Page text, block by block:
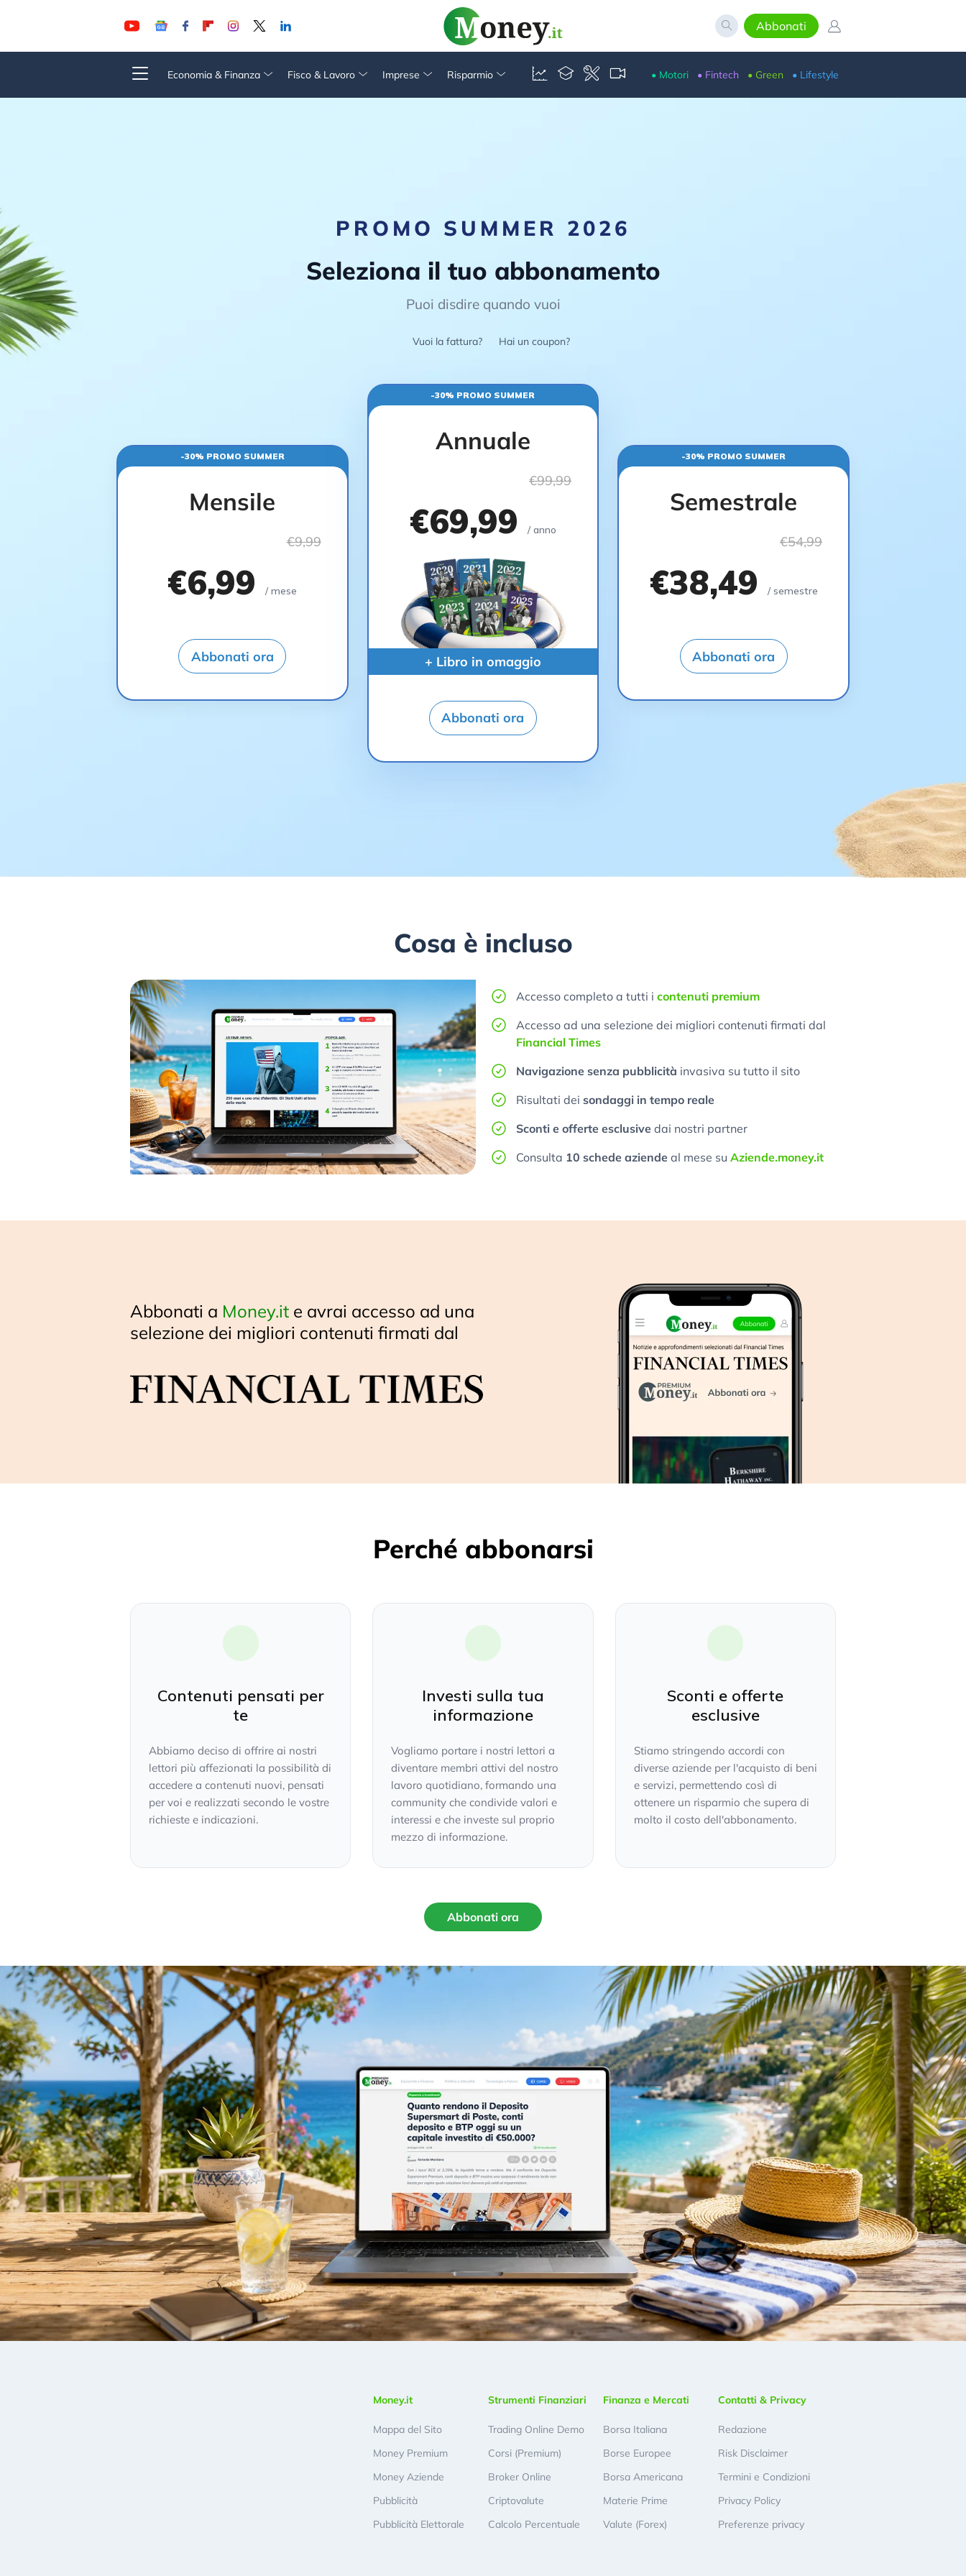
Abbonati
Economia & Finanza Fisco & Lavoro Imprese Risparmio • Motori • Fintech • Green • Lifestyle
PROMO SUMMER 2026
Seleziona il tuo abbonamento
Puoi disdire quando vuoi
Vuoi la fattura? Hai un coupon?
-30% PROMO SUMMER
Mensile
€9,99
€6,99/ mese
Abbonati ora
-30% PROMO SUMMER
Annuale
€99,99
€69,99 / anno
+ Libro in omaggio
Abbonati ora
-30% PROMO SUMMER
Semestrale
€54,99
€38,49 / semestre
Abbonati ora
Cosa è incluso
Accesso completo a tutti i contenuti premium
Accesso ad una selezione dei migliori contenuti firmati dal
Financial Times
Navigazione senza pubblicità invasiva su tutto il sito
Risultati dei sondaggi in tempo reale
Sconti e offerte esclusive dai nostri partner
Consulta 10 schede aziende al mese su Aziende.money.it
Abbonati a Money.it e avrai accesso ad una
selezione dei migliori contenuti firmati dal
Perché abbonarsi
Contenuti pensati per
te
Abbiamo deciso di offrire ai nostri
lettori più affezionati la possibilità di
accedere a contenuti nuovi, pensati
per voi e realizzati secondo le vostre
richieste e indicazioni.
Investi sulla tua
informazione
Vogliamo portare i nostri lettori a
diventare membri attivi del nostro
lavoro quotidiano, formando una
community che condivide valori e
interessi e che investe sul proprio
mezzo di informazione.
Sconti e offerte
esclusive
Stiamo stringendo accordi con
diverse aziende per l'acquisto di beni
e servizi, permettendo così di
ottenere un risparmio che supera di
molto il costo dell'abbonamento.
Abbonati ora
Money.it
Mappa del Sito
Money Premium
Money Aziende
Pubblicità
Pubblicità Elettorale
Strumenti Finanziari
Trading Online Demo
Corsi (Premium)
Broker Online
Criptovalute
Calcolo Percentuale
Finanza e Mercati
Borsa Italiana
Borse Europee
Borsa Americana
Materie Prime
Valute (Forex)
Contatti & Privacy
Redazione
Risk Disclaimer
Termini e Condizioni
Privacy Policy
Preferenze privacy